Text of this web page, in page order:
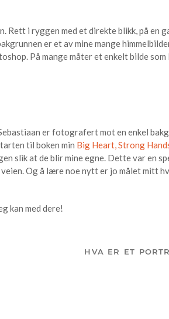
Rett i ryggen med et direkte blikk, på en
er et av mine mange
På mange måter et enkelt bilde
er fotografert mot en enkel
til boken min Big Heart, Strong
slik at de blir mine egne. Dette var en
Og å lære noe nytt er jo målet mitt
kan med dere!
HVA ER ET